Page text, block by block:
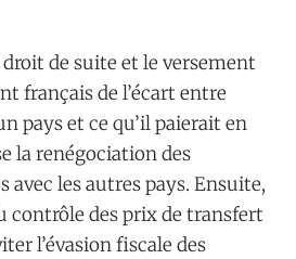
de suite et le versement
français de l’écart entre
pays et ce qu’il paierait en
la renégociation des
avec les autres pays. Ensuite,
contrôle des prix de transfert
l’évasion fiscale des